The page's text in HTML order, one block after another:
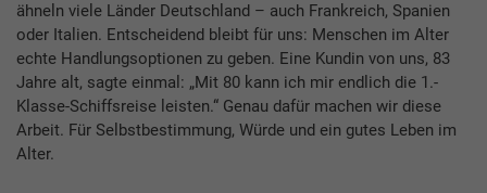
ähneln viele Länder Deutschland – auch Frankreich, Spanien
oder Italien. Entscheidend bleibt für uns: Menschen im Alter
echte Handlungsoptionen zu geben. Eine Kundin von uns, 83
Jahre alt, sagte einmal: „Mit 80 kann ich mir endlich die 1.-
Klasse-Schiffsreise leisten.“ Genau dafür machen wir diese
Arbeit. Für Selbstbestimmung, Würde und ein gutes Leben im
Alter.